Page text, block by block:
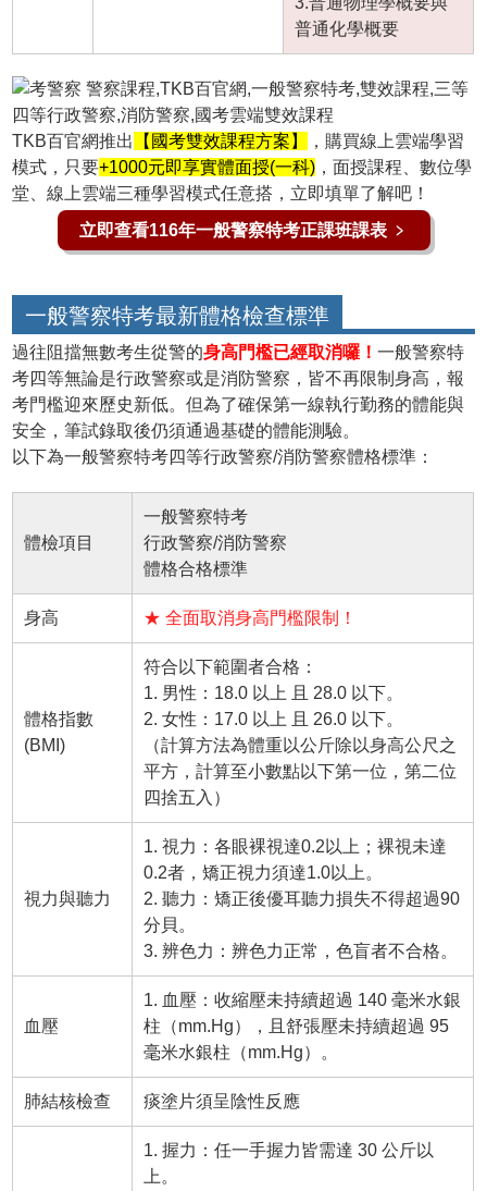
普通化學概要
TKB百官網推出 【國考雙效課程方案】
，購買線上雲端學習
模式，只要+1000元即享實體面授(一科) ，面授課程、數位學
堂、線上雲端三種學習模式任意搭，立即填單了解吧！
立即查看116年一般警察特考正課班課表 ﹥
一般警察特考最新體格檢查標準
過往阻擋無數考生從警的身高門檻已經取消囉！一般警察特
考四等無論是行政警察或是消防警察 ，皆不再限制身高，報
考門檻迎來歷史新低。但為了確保第一線執行勤務的體能與
安全，筆試錄取後仍須通過基礎的體能測驗。
以下為一般警察特考四等行政警察/消防警察體格標準：
體檢項目
一般警察特考
行政警察/消防警察
體格合格標準
身高 ★ 全面取消身高門檻限制！
體格指數
(BMI)
符合以下範圍者合格：
1. 男性：18.0 以上 且 28.0 以下。
2. 女性：17.0 以上 且 26.0 以下。
（計算方法為體重以公斤除以身高公尺之
平方，計算至小數點以下第一位，第二位
四捨五入）
視力與聽力
1. 視力：各眼裸視達0.2以上；裸視未達
0.2者，矯正視力須達1.0以上。
2. 聽力：矯正後優耳聽力損失不得超過90
分貝。
3. 辨色力：辨色力正常，色盲者不合格。
血壓
1. 血壓：收縮壓未持續超過 140 毫米水銀
柱（mm.Hg），且舒張壓未持續超過 95
毫米水銀柱（mm.Hg）。
肺結核檢查 痰塗片須呈陰性反應
1. 握力：任一手握力皆需達 30 公斤以
上。